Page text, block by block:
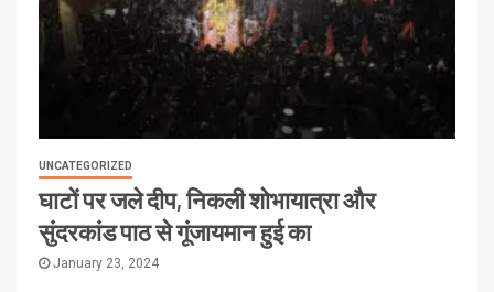
UNCATEGORIZED
घाटों पर जले दीप, निकली शोभायात्रा और
सुंदरकांड पाठ से गूंजायमान हुई का
January 23, 2024